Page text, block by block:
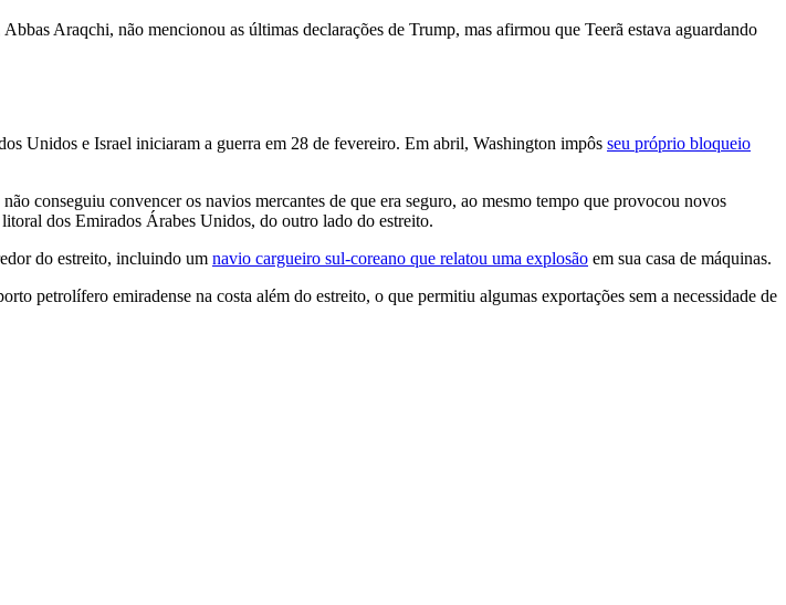
Araqchi, não mencionou as últimas declarações de Trump, mas afirmou que Teerã estava aguardando
Unidos e Israel iniciaram a guerra em 28 de fevereiro. Em abril, Washington impôs seu próprio bloqueio
conseguiu convencer os navios mercantes de que era seguro, ao mesmo tempo que provocou novos
dos Emirados Árabes Unidos, do outro lado do estreito.
do estreito, incluindo um navio cargueiro sul-coreano que relatou uma explosão em sua casa de máquinas.
petrolífero emiradense na costa além do estreito, o que permitiu algumas exportações sem a necessidade de